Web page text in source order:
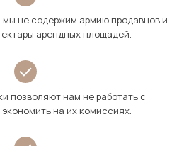
мы не содержим армию продавцов и
арендных площадей.
позволяют нам не работать с
на их комиссиях.